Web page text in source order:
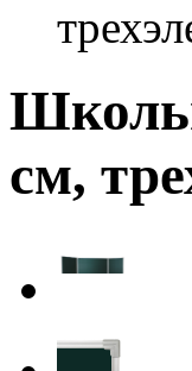
см,